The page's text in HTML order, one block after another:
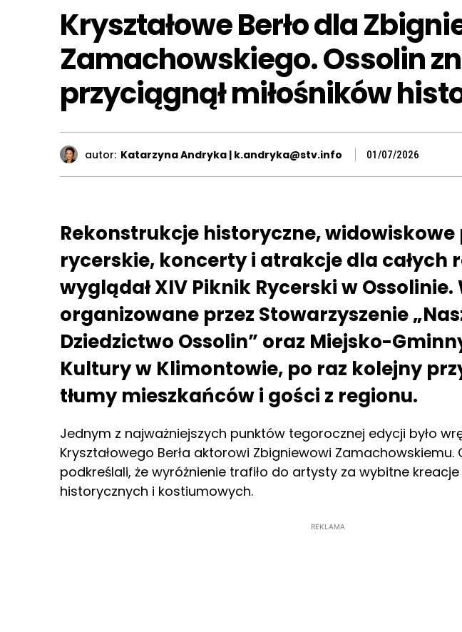
Kryształowe Berło dla
Zamachowskiego. Ossolin
przyciągnął miłośników
autor: Katarzyna Andryka | k.andryka@stv.info 01/07/2026
Rekonstrukcje historyczne, widowiskowe
rycerskie, koncerty i atrakcje dla całych
wyglądał XIV Piknik Rycerski w
organizowane przez Stowarzyszenie
Dziedzictwo Ossolin” oraz Miejsko-
Kultury w Klimontowie, po raz kolejny
tłumy mieszkańców i gości z regionu.
Jednym z najważniejszych punktów tegorocznej edycji było
Kryształowego Berła aktorowi Zbigniewowi Zamachowskiemu.
podkreślali, że wyróżnienie trafiło do artysty za wybitne
historycznych i kostiumowych.
REKLAMA